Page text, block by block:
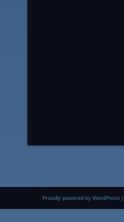
Proudly powered by WordPress |